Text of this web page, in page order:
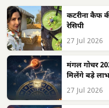
कटरीना कैफ
रेसिपी
27 Jul 2026
मंगल गोचर
मिलेंगे बड़े लाभ
27 Jul 2026